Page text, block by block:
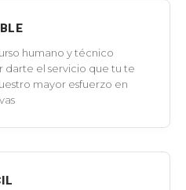
humano y técnico
darte el servicio que tu te
mayor esfuerzo en